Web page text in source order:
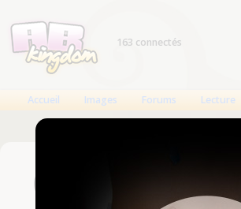
163 connectés
Accueil Images Forums Lecture
Connexion